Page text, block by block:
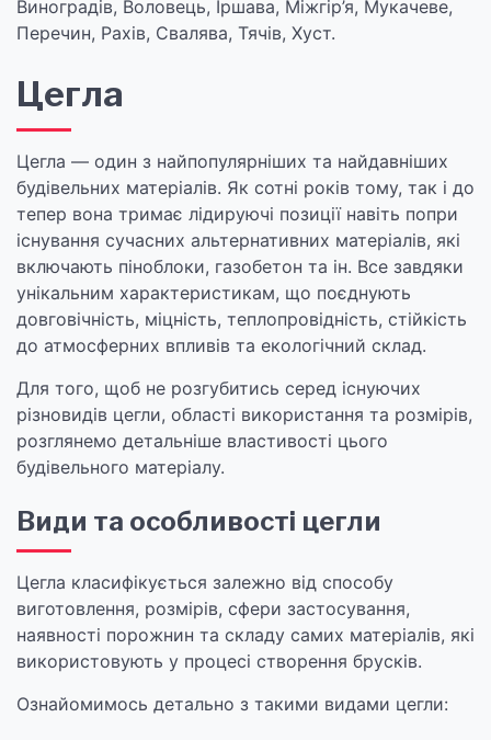
Виноградів, Воловець, Іршава, Міжгір’я, Мукачеве,
Перечин, Рахів, Свалява, Тячів, Хуст.
Цегла
Цегла — один з найпопулярніших та найдавніших
будівельних матеріалів. Як сотні років тому, так і до
тепер вона тримає лідируючі позиції навіть попри
існування сучасних альтернативних матеріалів, які
включають піноблоки, газобетон та ін. Все завдяки
унікальним характеристикам, що поєднують
довговічність, міцність, теплопровідність, стійкість
до атмосферних впливів та екологічний склад.
Для того, щоб не розгубитись серед існуючих
різновидів цегли, області використання та розмірів,
розглянемо детальніше властивості цього
будівельного матеріалу.
Види та особливості цегли
Цегла класифікується залежно від способу
виготовлення, розмірів, сфери застосування,
наявності порожнин та складу самих матеріалів, які
використовують у процесі створення брусків.
Ознайомимось детально з такими видами цегли: